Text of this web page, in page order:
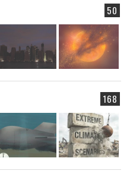
50
168